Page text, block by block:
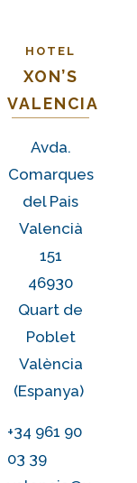
HOTEL
XON’S
VALENCIA
Avda.
Comarques
del Pais
Valencià
151
46930
Quart de
Poblet
València
(Espanya)
+34 961 90
03 39